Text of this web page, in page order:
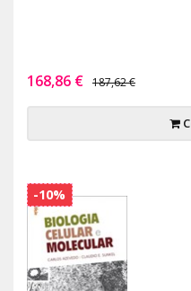
168,86 € 187,62 €
-10%